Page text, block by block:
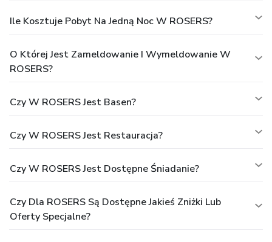
Ile Kosztuje Pobyt Na Jedną Noc W ROSERS?
O Której Jest Zameldowanie I Wymeldowanie W
ROSERS?
Czy W ROSERS Jest Basen?
Czy W ROSERS Jest Restauracja?
Czy W ROSERS Jest Dostępne Śniadanie?
Czy Dla ROSERS Są Dostępne Jakieś Zniżki Lub
Oferty Specjalne?